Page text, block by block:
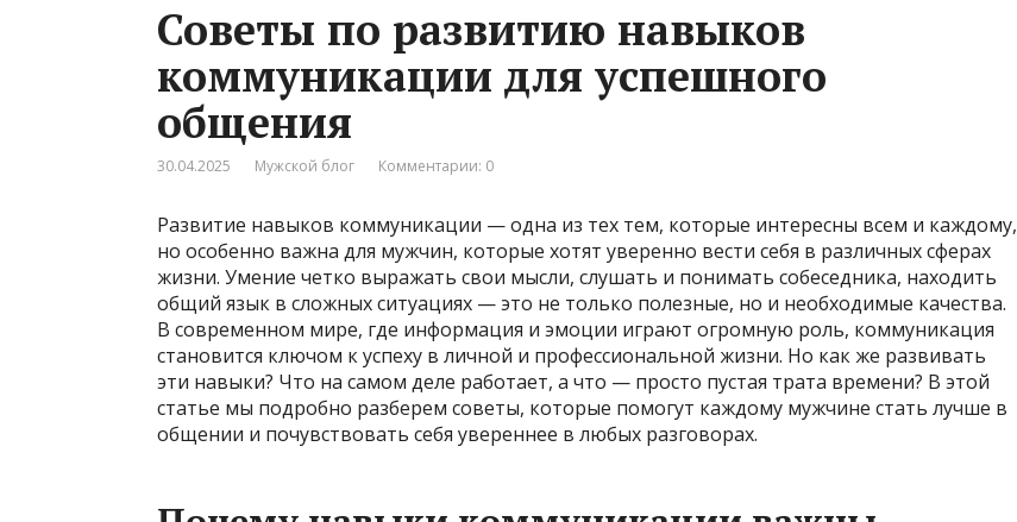
Советы по развитию навыков
коммуникации для успешного
общения
30.04.2025 Мужской блог Комментарии: 0
Развитие навыков коммуникации — одна из тех тем, которые интересны всем и каждому,
но особенно важна для мужчин, которые хотят уверенно вести себя в различных сферах
жизни. Умение четко выражать свои мысли, слушать и понимать собеседника, находить
общий язык в сложных ситуациях — это не только полезные, но и необходимые качества.
В современном мире, где информация и эмоции играют огромную роль, коммуникация
становится ключом к успеху в личной и профессиональной жизни. Но как же развивать
эти навыки? Что на самом деле работает, а что — просто пустая трата времени? В этой
статье мы подробно разберем советы, которые помогут каждому мужчине стать лучше в
общении и почувствовать себя увереннее в любых разговорах.